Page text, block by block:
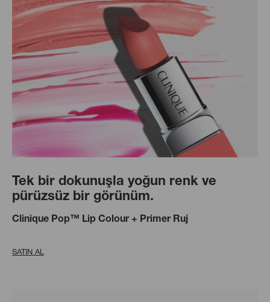
Tek bir dokunuşla yoğun renk ve
pürüzsüz bir görünüm.
Clinique Pop™ Lip Colour + Primer Ruj
SATIN AL